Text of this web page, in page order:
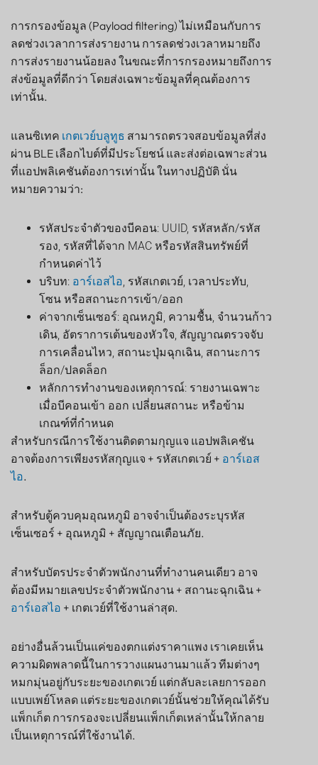
การกรองข้อมูล (Payload filtering) ไม่เหมือนกับการ
ลดช่วงเวลาการส่งรายงาน การลดช่วงเวลาหมายถึง
การส่งรายงานน้อยลง ในขณะที่การกรองหมายถึงการ
ส่งข้อมูลที่ดีกว่า โดยส่งเฉพาะข้อมูลที่คุณต้องการ
เท่านั้น.
แลนซิเทค เกตเวย์บลูทูธ สามารถตรวจสอบข้อมูลที่ส่ง
ผ่าน BLE เลือกไบต์ที่มีประโยชน์ และส่งต่อเฉพาะส่วน
ที่แอปพลิเคชันต้องการเท่านั้น ในทางปฏิบัติ นั่น
หมายความว่า:
รหัสประจำตัวของบีคอน: UUID, รหัสหลัก/รหัส
รอง, รหัสที่ได้จาก MAC หรือรหัสสินทรัพย์ที่
กำหนดค่าไว้
บริบท: อาร์เอสไอ, รหัสเกตเวย์, เวลาประทับ,
โซน หรือสถานะการเข้า/ออก
ค่าจากเซ็นเซอร์: อุณหภูมิ, ความชื้น, จำนวนก้าว
เดิน, อัตราการเต้นของหัวใจ, สัญญาณตรวจจับ
การเคลื่อนไหว, สถานะปุ่มฉุกเฉิน, สถานะการ
ล็อก/ปลดล็อก
หลักการทำงานของเหตุการณ์: รายงานเฉพาะ
เมื่อบีคอนเข้า ออก เปลี่ยนสถานะ หรือข้าม
เกณฑ์ที่กำหนด
สำหรับกรณีการใช้งานติดตามกุญแจ แอปพลิเคชัน
อาจต้องการเพียงรหัสกุญแจ + รหัสเกตเวย์ + อาร์เอส
ไอ.
สำหรับตู้ควบคุมอุณหภูมิ อาจจำเป็นต้องระบุรหัส
เซ็นเซอร์ + อุณหภูมิ + สัญญาณเตือนภัย.
สำหรับบัตรประจำตัวพนักงานที่ทำงานคนเดียว อาจ
ต้องมีหมายเลขประจำตัวพนักงาน + สถานะฉุกเฉิน +
อาร์เอสไอ + เกตเวย์ที่ใช้งานล่าสุด.
อย่างอื่นล้วนเป็นแค่ของตกแต่งราคาแพง เราเคยเห็น
ความผิดพลาดนี้ในการวางแผนงานมาแล้ว ทีมต่างๆ
หมกมุ่นอยู่กับระยะของเกตเวย์ แต่กลับละเลยการออก
แบบเพย์โหลด แต่ระยะของเกตเวย์นั้นช่วยให้คุณได้รับ
แพ็กเก็ต การกรองจะเปลี่ยนแพ็กเก็ตเหล่านั้นให้กลาย
เป็นเหตุการณ์ที่ใช้งานได้.